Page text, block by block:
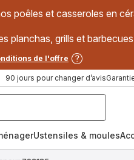
poêles et casseroles en
planchas, grills et
de l'offre
90 jours pour changer d’avis
Ustensiles & moules